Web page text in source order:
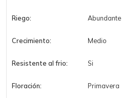
Riego: Abundante
Crecimiento: Medio
Resistente al frio: Si
Floración: Primavera